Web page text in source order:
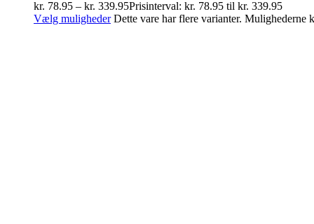
kr. 78.95 – kr. 339.95Prisinterval: kr. 78.95 til kr. 339.95
Vælg muligheder Dette vare har flere varianter. Mulighederne